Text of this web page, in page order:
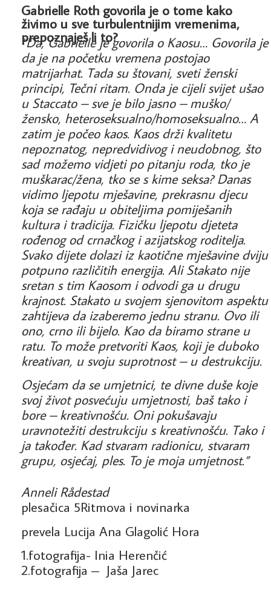
Gabrielle Roth govorila je o tome kako
živimo u sve turbulentnijim vremenima,
prepoznaješ li to?
“Da, Gabrielle je govorila o Kaosu… Govorila je
da je na početku vremena postojao
matrijarhat. Tada su štovani, sveti ženski
principi, Tečni ritam. Onda je cijeli svijet ušao
u Staccato – sve je bilo jasno – muško/
žensko, heteroseksualno/homoseksualno… A
zatim je počeo kaos. Kaos drži kvalitetu
nepoznatog, nepredvidivog i neudobnog, što
sad možemo vidjeti po pitanju roda, tko je
muškarac/žena, tko se s kime seksa? Danas
vidimo ljepotu mješavine, prekrasnu djecu
koja se rađaju u obiteljima pomiješanih
kultura i tradicija. Fizičku ljepotu djeteta
rođenog od crnačkog i azijatskog roditelja.
Svako dijete dolazi iz kaotične mješavine dviju
potpuno različitih energija. Ali Stakato nije
sretan s tim Kaosom i odvodi ga u drugu
krajnost. Stakato u svojem sjenovitom aspektu
zahtijeva da izaberemo jednu stranu. Ovo ili
ono, crno ili bijelo. Kao da biramo strane u
ratu. To može pretvoriti Kaos, koji je duboko
kreativan, u svoju suprotnost – u destrukciju.
Osjećam da se umjetnici, te divne duše koje
svoj život posvećuju umjetnosti, baš tako i
bore – kreativnošću. Oni pokušavaju
uravnotežiti destrukciju s kreativnošću. Tako i
ja također. Kad stvaram radionicu, stvaram
grupu, osjećaj, ples. To je moja umjetnost.”
Anneli Rådestad
plesačica 5Ritmova i novinarka
prevela Lucija Ana Glagolić Hora
1.fotografija- Inia Herenčić
2.fotografija – Jaša Jarec